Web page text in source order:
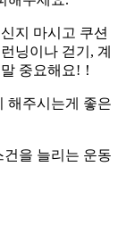
지 마시고 쿠션
닝이나 걷기 , 계
중요해요! ！
해주시는게 좋은
을 늘리는 운동